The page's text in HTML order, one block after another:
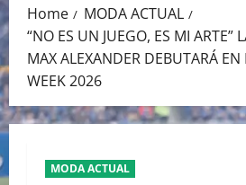
Home
MODA ACTUAL
“NO ES UN JUEGO, ES MI ARTE”
MAX ALEXANDER DEBUTARÁ EN
WEEK 2026
MODA ACTUAL